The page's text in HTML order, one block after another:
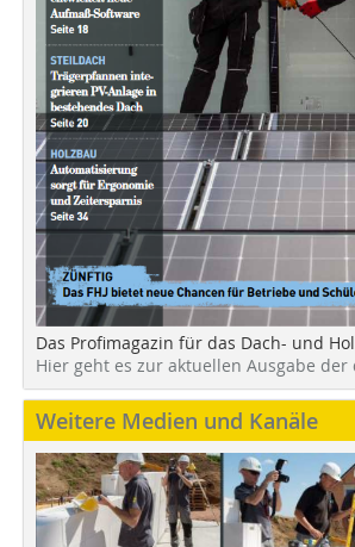
Das Profimagazin für das Dach- und
Hier geht es zur aktuellen Ausgabe der
Weitere Medien und Kanäle